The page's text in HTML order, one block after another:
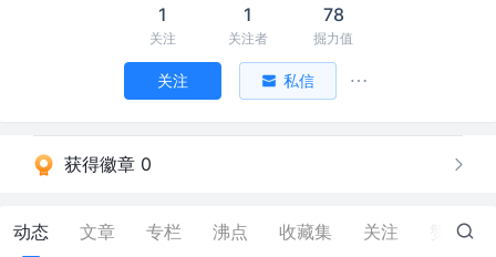
1
关注
1
关注者
78
掘力值
关注 私信
获得徽章 0
动态 文章 专栏 沸点 收藏集 关注 0